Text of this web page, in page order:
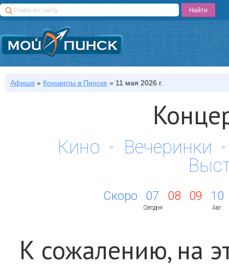
Афиша » Концерты в Пинске » 11 мая 2026 г.
Кино
Вечеринки
Скоро 07
Сегодня
08 09 10
Авг.
К сожалению, на